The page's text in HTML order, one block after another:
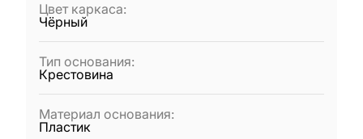
Цвет каркаса:
Чёрный
Тип основания:
Крестовина
Материал основания:
Пластик